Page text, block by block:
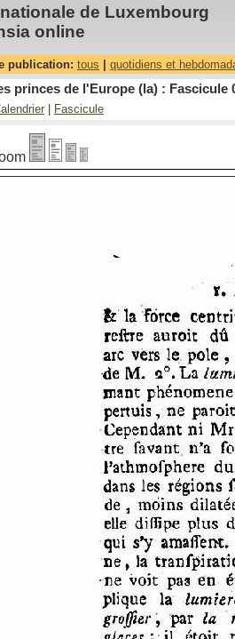
de Luxembourg
online
publication: tous quotidiens et
princes de l'Europe (la) : Fascicule
Fascicule